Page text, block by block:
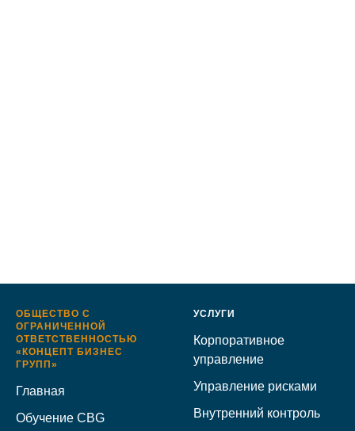
ОБЩЕСТВО С
ОГРАНИЧЕННОЙ
ОТВЕТСТВЕННОСТЬЮ
«КОНЦЕПТ БИЗНЕС
ГРУПП»
Главная
Обучение CBG
УСЛУГИ
Корпоративное
управление
Управление рисками
Внутренний контроль